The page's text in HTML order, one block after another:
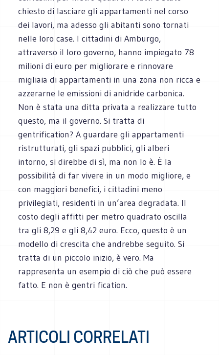
chiesto di lasciare gli appartamenti nel corso
dei lavori, ma adesso gli abitanti sono tornati
nelle loro case. I cittadini di Amburgo,
attraverso il loro governo, hanno impiegato 78
milioni di euro per migliorare e rinnovare
migliaia di appartamenti in una zona non ricca e
azzerarne le emissioni di anidride carbonica.
Non è stata una ditta privata a realizzare tutto
questo, ma il governo. Si tratta di
gentrification? A guardare gli appartamenti
ristrutturati, gli spazi pubblici, gli alberi
intorno, si direbbe di sì, ma non lo è. È la
possibilità di far vivere in un modo migliore, e
con maggiori benefici, i cittadini meno
privilegiati, residenti in un’area degradata. Il
costo degli affitti per metro quadrato oscilla
tra gli 8,29 e gli 8,42 euro. Ecco, questo è un
modello di crescita che andrebbe seguito. Si
tratta di un piccolo inizio, è vero. Ma
rappresenta un esempio di ciò che può essere
fatto. E non è gentri fication.
ARTICOLI CORRELATI